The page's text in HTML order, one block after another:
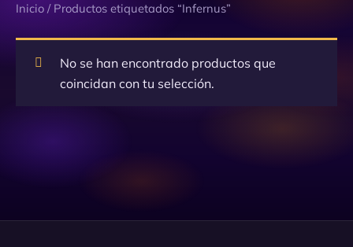
Inicio / Productos etiquetados “Infernus”
No se han encontrado productos que
coincidan con tu selección.